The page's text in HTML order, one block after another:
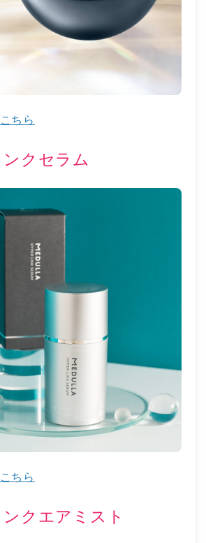
ちら
クセラム
ちら
クエアミスト